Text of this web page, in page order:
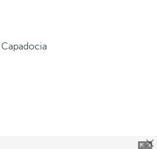
Capadocia